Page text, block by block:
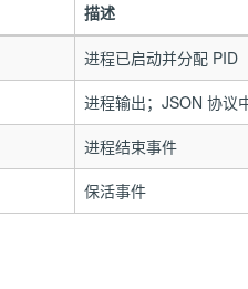
描述
进程已启动并分配 PID
进程输出；JSON 协议
进程结束事件
保活事件